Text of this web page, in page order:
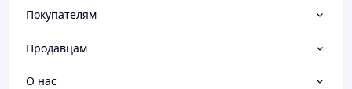
Покупателям
Продавцам
О нас